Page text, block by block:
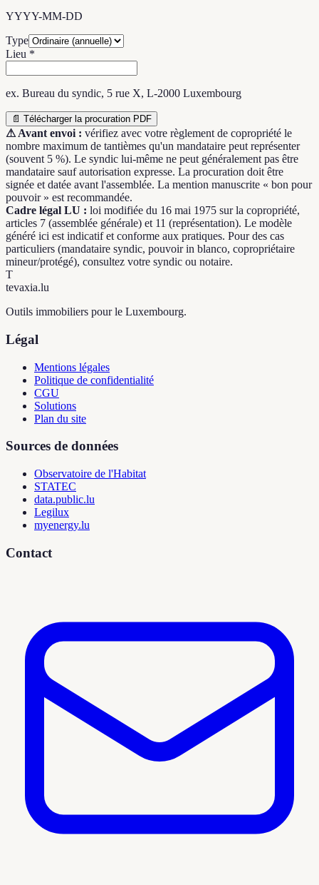
YYYY-MM-DD
Type
Lieu *
ex. Bureau du syndic, 5 rue X, L-2000 Luxembourg
📄 Télécharger la procuration PDF
⚠ Avant envoi : vérifiez avec votre règlement de copropriété le
nombre maximum de tantièmes qu'un mandataire peut représenter
(souvent 5 %). Le syndic lui-même ne peut généralement pas être
mandataire sauf autorisation expresse. La procuration doit être
signée et datée avant l'assemblée. La mention manuscrite « bon pour
pouvoir » est recommandée.
Cadre légal LU : loi modifiée du 16 mai 1975 sur la copropriété,
articles 7 (assemblée générale) et 11 (représentation). Le modèle
généré ici est indicatif et conforme aux pratiques. Pour des cas
particuliers (mandataire syndic, pouvoir in blanco, copropriétaire
mineur/protégé), consultez votre syndic ou notaire.
T
tevaxia.lu
Outils immobiliers pour le Luxembourg.
Légal
Mentions légales
Politique de confidentialité
CGU
Solutions
Plan du site
Sources de données
Observatoire de l'Habitat
STATEC
data.public.lu
Legilux
myenergy.lu
Contact